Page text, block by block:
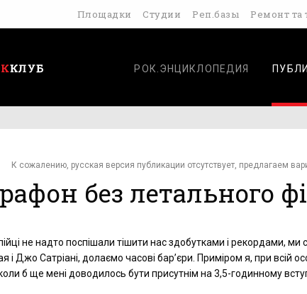
Площадки Студии Реп.базы Ремонт та
РОК.ЭНЦИКЛОПЕДИЯ
К сожалению, русская версия публикации отсутствует, предлагаем
без летального
не надто поспішали тішити нас здобутками і рекордами, ми
і Джо Сатріані, долаємо часові бар’єри. Приміром я, при всій
б ще мені доводилось бути присутнім на 3,5-годинному